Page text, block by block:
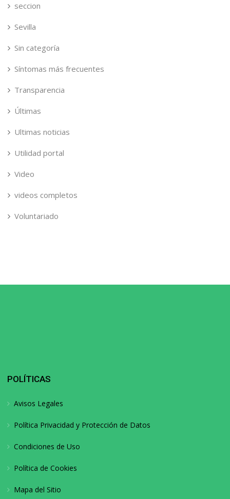
seccion
Sevilla
Sin categoría
Síntomas más frecuentes
Transparencia
Últimas
Ultimas noticias
Utilidad portal
Video
videos completos
Voluntariado
POLÍTICAS
Avisos Legales
Política Privacidad y Protección de Datos
Condiciones de Uso
Política de Cookies
Mapa del Sitio